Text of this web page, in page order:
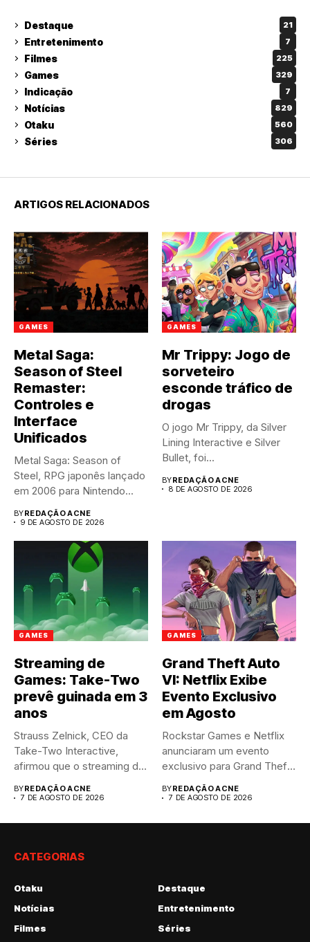
Destaque 21
Entretenimento 7
Filmes 225
Games 329
Indicação 7
Notícias 829
Otaku 560
Séries 306
ARTIGOS RELACIONADOS
GAMES
Metal Saga:
Season of Steel
Remaster:
Controles e
Interface
Unificados
Metal Saga: Season of
Steel, RPG japonês lançado
em 2006 para Nintendo...
BYREDAÇÃO ACNE
9 DE AGOSTO DE 2026
GAMES
Mr Trippy: Jogo de
sorveteiro
esconde tráfico de
drogas
O jogo Mr Trippy, da Silver
Lining Interactive e Silver
Bullet, foi...
BYREDAÇÃO ACNE
8 DE AGOSTO DE 2026
GAMES
Streaming de
Games: Take-Two
prevê guinada em 3
anos
Strauss Zelnick, CEO da
Take-Two Interactive,
afirmou que o streaming de
BYREDAÇÃO ACNE
7 DE AGOSTO DE 2026
GAMES
Grand Theft Auto
VI: Netflix Exibe
Evento Exclusivo
em Agosto
Rockstar Games e Netflix
anunciaram um evento
exclusivo para Grand Theft
BYREDAÇÃO ACNE
7 DE AGOSTO DE 2026
CATEGORIAS
Otaku
Destaque
Notícias
Entretenimento
Filmes
Séries